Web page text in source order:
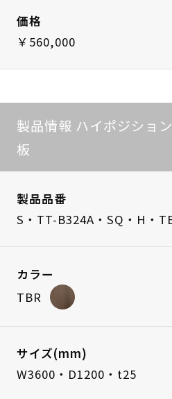
価格
￥560,000
製品情報 ハイポジショ
板
製品品番
S・TT-B324A・SQ・H・
カラー
TBR
サイズ(mm)
W3600・D1200・t25